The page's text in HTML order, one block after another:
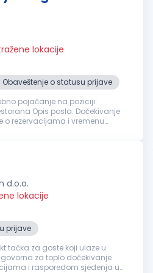
lokacije
Obaveštenje o statusu prijave
pojačanje na poziciji:
Opis posla: Dočekivanje
o rezervacijama i vremenu
d.o.o.
lokacije
prijave
tačka za goste koji ulaze u
za toplo dočekivanje
i rasporedom sjedenja u